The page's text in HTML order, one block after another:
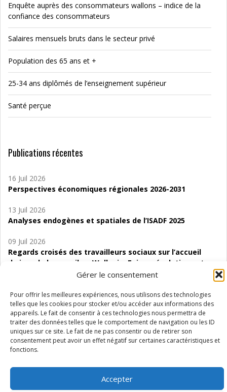
Gérer le consentement
Pour offrir les meilleures expériences, nous utilisons des technologies
telles que les cookies pour stocker et/ou accéder aux informations des
appareils. Le fait de consentir à ces technologies nous permettra de
traiter des données telles que le comportement de navigation ou les ID
uniques sur ce site. Le fait de ne pas consentir ou de retirer son
consentement peut avoir un effet négatif sur certaines caractéristiques et
fonctions.
Accepter
Enquête auprès des consommateurs wallons – indice de la
confiance des consommateurs
Salaires mensuels bruts dans le secteur privé
Population des 65 ans et +
25-34 ans diplômés de l’enseignement supérieur
Santé perçue
Publications récentes
16 Juil 2026
Perspectives économiques régionales 2026-2031
13 Juil 2026
Analyses endogènes et spatiales de l’ISADF 2025
09 Juil 2026
Regards croisés des travailleurs sociaux sur l’accueil
de jour de bas seuil en Wallonie. Enjeux, évolutions et
06 Juil 2026
Étude d’évaluabilité des Structures
d’accompagnement à l’autocréation d’emploi (SAACE)
01 Juil 2026
Pénurie du personnel infirmier :quels indicateurs
Wallonie ?